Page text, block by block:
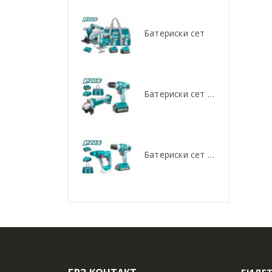
Батериски сет
Батериски сет Брусалица и Бормашина 20V
Батериски сет Ротирачки Чекан и Бормашина 20V